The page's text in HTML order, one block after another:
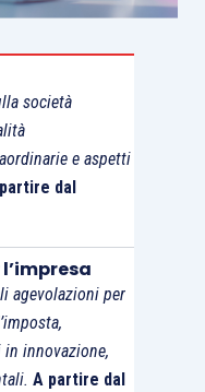
maggioranza dei
soci cooperatori.
su quest’ultimo
di nuovo
Nota 36921 del
assunta nel
il documento
contraria
il Consiglio di
sociale
volontari. Tale
società
e aspetti
dal
agevolazioni per
innovazione,
A partire dal